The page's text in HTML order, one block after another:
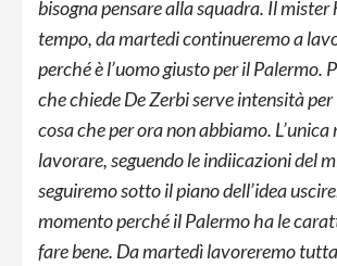
bisogna pensare alla squadra. Il
tempo, da martedi continueremo a
perché è l’uomo giusto per il Palermo.
che chiede De Zerbi serve intensità
cosa che per ora non abbiamo. L’unica
lavorare, seguendo le indiicazioni del
seguiremo sotto il piano dell’idea
momento perché il Palermo ha le
fare bene. Da martedì lavoreremo